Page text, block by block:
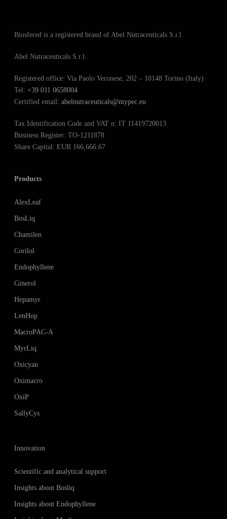
Biosfered is a registered brand of Abel Nutraceuticals S.r.l.
Abel Nutraceuticals S.r.l.
Registered office: Via Paolo Veronese, 202 – 10148 Torino (Italy)
Tel:+39 011 0658004
Certified email:abelnutraceuticals@mypec.eu
Tax Identification Code and VAT n: IT 11419720013
Business Register: TO-1211878
Share Capital: EUR 166,666.67
Products
AlexLeaf
BosLiq
Chamilen
Corilol
Endophyllene
Ginerol
Hepamyr
LenHop
MacroPAC-A
MyrLiq
Oxicyan
Oximacro
OxiP
SallyCys
Innovation
Scientific and analytical support
Insights about Bosliq
Insights about Endophyllene